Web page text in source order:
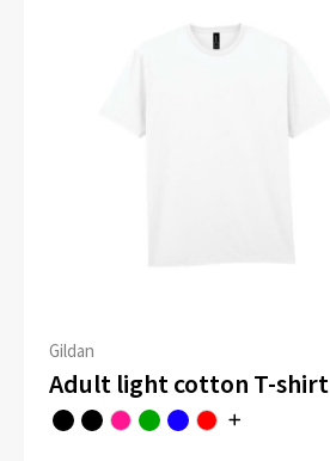
Gildan
Adult light cotton T-shirt